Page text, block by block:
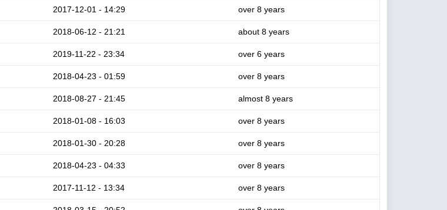
2017-12-01 - 14:29 over 8 years
2018-06-12 - 21:21 about 8 years
2019-11-22 - 23:34 over 6 years
2018-04-23 - 01:59 over 8 years
2018-08-27 - 21:45 almost 8 years
2018-01-08 - 16:03 over 8 years
2018-01-30 - 20:28 over 8 years
2018-04-23 - 04:33 over 8 years
2017-11-12 - 13:34 over 8 years